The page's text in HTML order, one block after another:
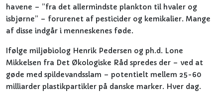
havene – ”fra det allermindste plankton til hvaler og
isbjørne” – forurenet af pesticider og kemikalier. Mange
af disse indgår i menneskenes føde.
Ifølge miljøbiolog Henrik Pedersen og ph.d. Lone
Mikkelsen fra Det Økologiske Råd spredes der – ved at
gøde med spildevandsslam – potentielt mellem 25-60
milliarder plastikpartikler på danske marker. Hver dag.